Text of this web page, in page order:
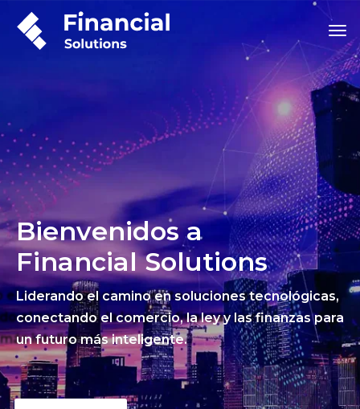
Bienvenidos a
Financial Solutions
Liderando el camino en soluciones tecnológicas,
conectando el comercio, la ley y las finanzas para
un futuro más inteligente.